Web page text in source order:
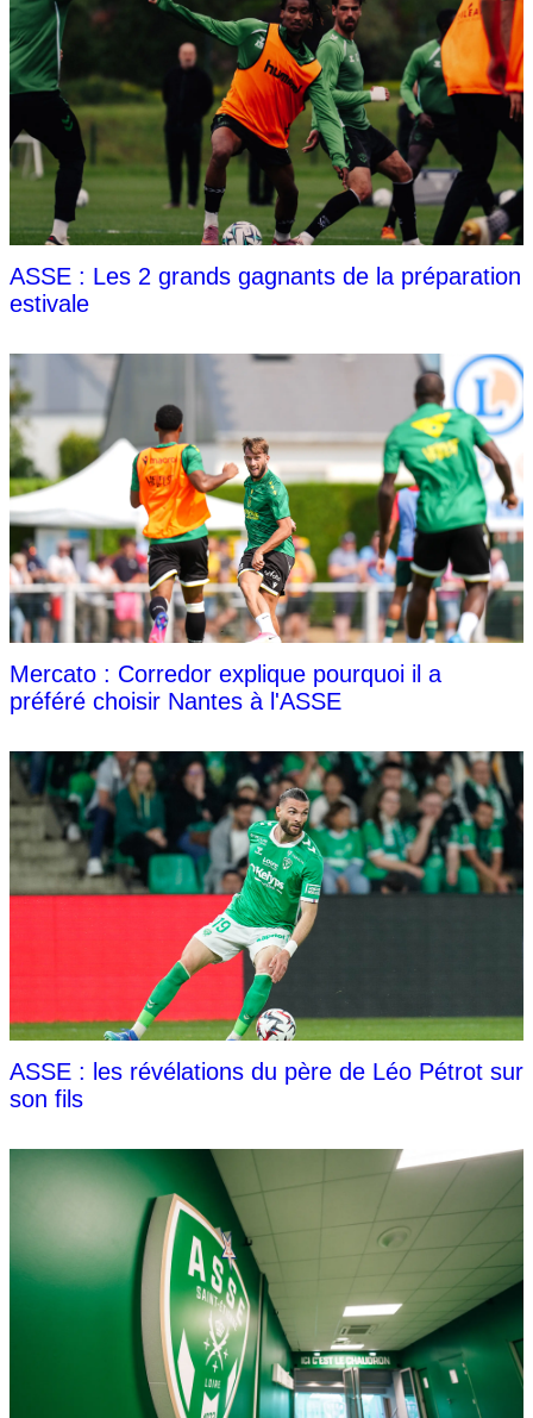
ASSE : Les 2 grands gagnants de la préparation
estivale
Mercato : Corredor explique pourquoi il a
préféré choisir Nantes à l'ASSE
ASSE : les révélations du père de Léo Pétrot sur
son fils